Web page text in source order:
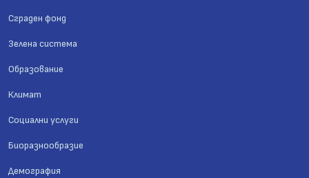
Сграден фонд
Зелена система
Образование
Климат
Социални услуги
Биоразнообразие
Демография